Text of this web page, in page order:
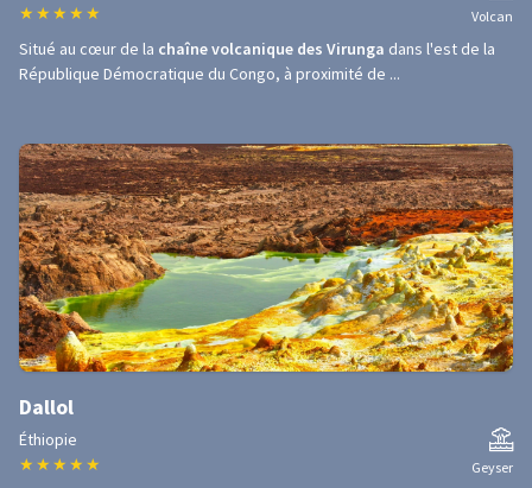
★ ★ ★ ★ ★ Volcan
Situé au cœur de la chaîne volcanique des Virunga dans l'est de la
République Démocratique du Congo, à proximité de ...
Dallol
Éthiopie
★ ★ ★ ★ ★ Geyser